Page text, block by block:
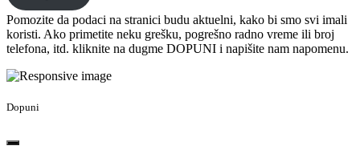
Pomozite da podaci na stranici budu aktuelni, kako bi smo svi imali
koristi. Ako primetite neku grešku, pogrešno radno vreme ili broj
telefona, itd. kliknite na dugme DOPUNI i napišite nam napomenu.
Dopuni